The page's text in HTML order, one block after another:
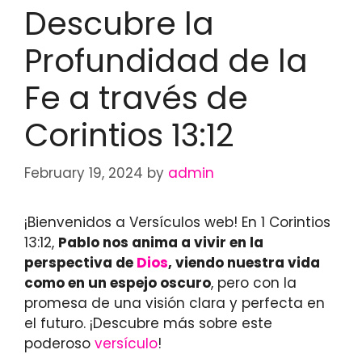
Descubre la
Profundidad de la
Fe a través de
Corintios 13:12
February 19, 2024 by admin
¡Bienvenidos a Versículos web! En 1 Corintios
13:12, Pablo nos anima a vivir en la
perspectiva de Dios, viendo nuestra vida
como en un espejo oscuro, pero con la
promesa de una visión clara y perfecta en
el futuro. ¡Descubre más sobre este
poderoso versículo!